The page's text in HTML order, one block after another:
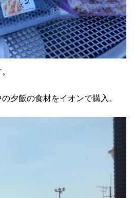
夕飯の食材をイオンで購入。